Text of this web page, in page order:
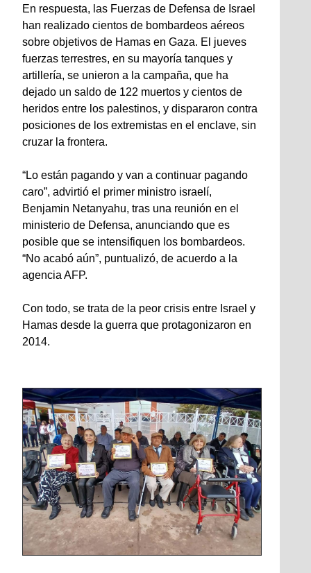
En respuesta, las Fuerzas de Defensa de Israel
han realizado cientos de bombardeos aéreos
sobre objetivos de Hamas en Gaza. El jueves
fuerzas terrestres, en su mayoría tanques y
artillería, se unieron a la campaña, que ha
dejado un saldo de 122 muertos y cientos de
heridos entre los palestinos, y dispararon contra
posiciones de los extremistas en el enclave, sin
cruzar la frontera.
“Lo están pagando y van a continuar pagando
caro”, advirtió el primer ministro israelí,
Benjamin Netanyahu, tras una reunión en el
ministerio de Defensa, anunciando que es
posible que se intensifiquen los bombardeos.
“No acabó aún”, puntualizó, de acuerdo a la
agencia AFP.
Con todo, se trata de la peor crisis entre Israel y
Hamas desde la guerra que protagonizaron en
2014.